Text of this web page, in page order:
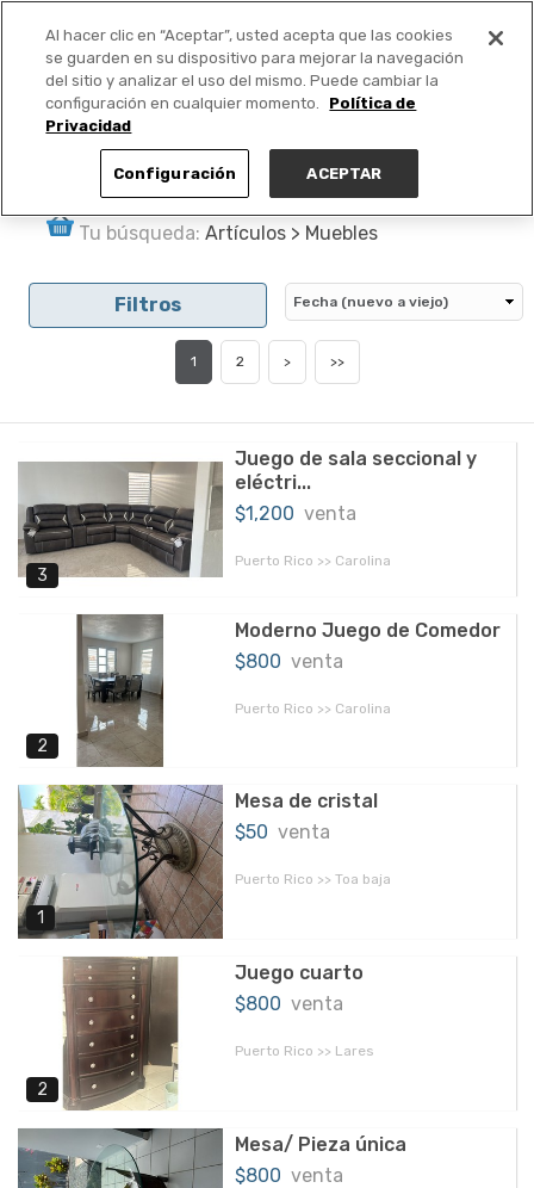
PUBLICA GRATIS +
Tu búsqueda: Artículos > Muebles
Filtros
1 2 > >>
3
Juego de sala seccional y
eléctri...
$1,200 venta
Puerto Rico >> Carolina
2
Moderno Juego de Comedor
$800 venta
Puerto Rico >> Carolina
1
Mesa de cristal
$50 venta
Puerto Rico >> Toa baja
2
Juego cuarto
$800 venta
Puerto Rico >> Lares
Mesa/ Pieza única
$800 venta
Al hacer clic en “Aceptar”, usted acepta que las cookies
se guarden en su dispositivo para mejorar la navegación
del sitio y analizar el uso del mismo. Puede cambiar la
configuración en cualquier momento.
Política de
Privacidad
Configuración ACEPTAR